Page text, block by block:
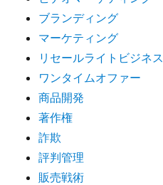
ブランディング
マーケティング
リセールライトビジネス
ワンタイムオファー
商品開発
著作権
詐欺
評判管理
販売戦術